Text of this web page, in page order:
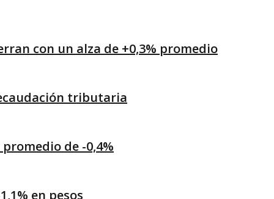
con un alza de +0,3% promedio
tributaria
de -0,4%
en pesos